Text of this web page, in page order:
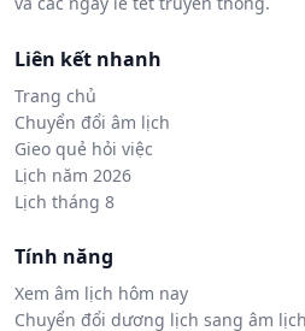
Liên kết nhanh
Trang chủ
Chuyển đổi âm lịch
Gieo quẻ hỏi việc
Lịch năm 2026
Lịch tháng 8
Tính năng
Xem âm lịch hôm nay
Chuyển đổi dương lịch sang âm lịch